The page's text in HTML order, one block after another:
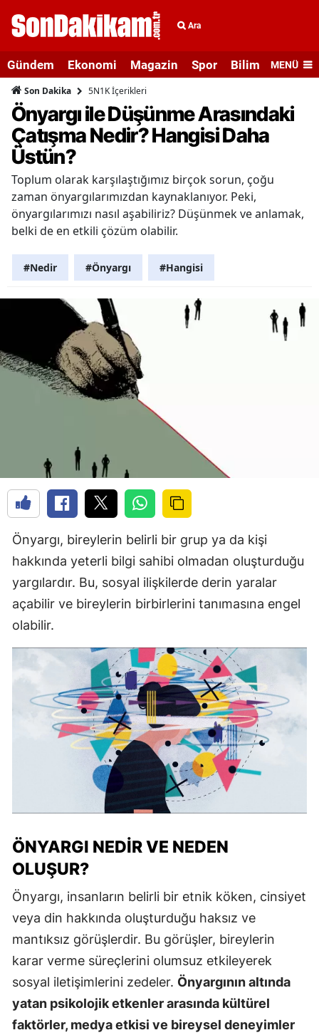
Ara
Gündem Ekonomi Magazin Spor Bilim veMENÜ
Son Dakika 5N1K İçerikleri
Önyargı ile Düşünme Arasındaki
Çatışma Nedir? Hangisi Daha
Üstün?
Toplum olarak karşılaştığımız birçok sorun, çoğu
zaman önyargılarımızdan kaynaklanıyor. Peki,
önyargılarımızı nasıl aşabiliriz? Düşünmek ve anlamak,
belki de en etkili çözüm olabilir.
#Nedir #Önyargı #Hangisi
Önyargı, bireylerin belirli bir grup ya da kişi
hakkında yeterli bilgi sahibi olmadan oluşturduğu
yargılardır. Bu, sosyal ilişkilerde derin yaralar
açabilir ve bireylerin birbirlerini tanımasına engel
olabilir.
ÖNYARGI NEDIR VE NEDEN
OLUŞUR?
Önyargı, insanların belirli bir etnik köken, cinsiyet
veya din hakkında oluşturduğu haksız ve
mantıksız görüşlerdir. Bu görüşler, bireylerin
karar verme süreçlerini olumsuz etkileyerek
sosyal iletişimlerini zedeler. Önyargının altında
yatan psikolojik etkenler arasında kültürel
faktörler, medya etkisi ve bireysel deneyimler